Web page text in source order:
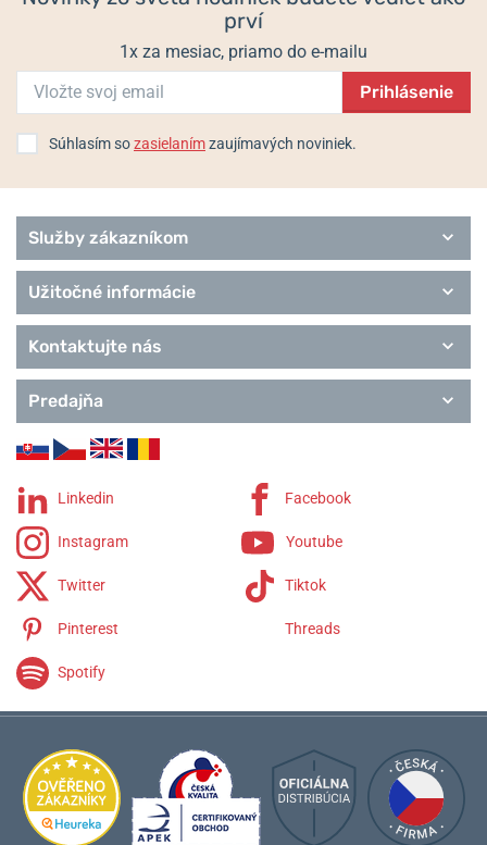
Populárne modelové rady Casio
G-Shock
Baby-G
Wave Ceptor
Edifice
Pro Trek
prví
1x za mesiac, priamo do e-mailu
Prihlásenie
Súhlasím sozasielanímzaujímavých noviniek.
Služby zákazníkom
Užitočné informácie
Kontaktujte nás
Predajňa
Linkedin Facebook
Instagram Youtube
Twitter Tiktok
Pinterest Threads
Spotify